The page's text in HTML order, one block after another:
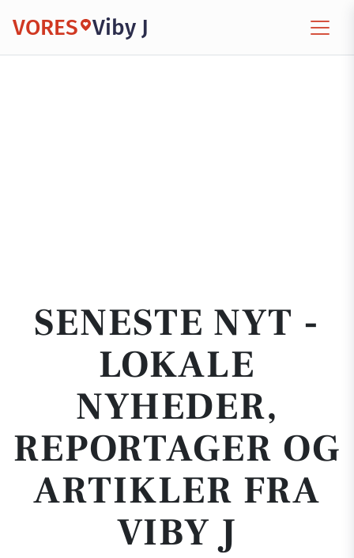
VORES Viby J
SENESTE NYT -
LOKALE
NYHEDER,
REPORTAGER OG
ARTIKLER FRA
VIBY J